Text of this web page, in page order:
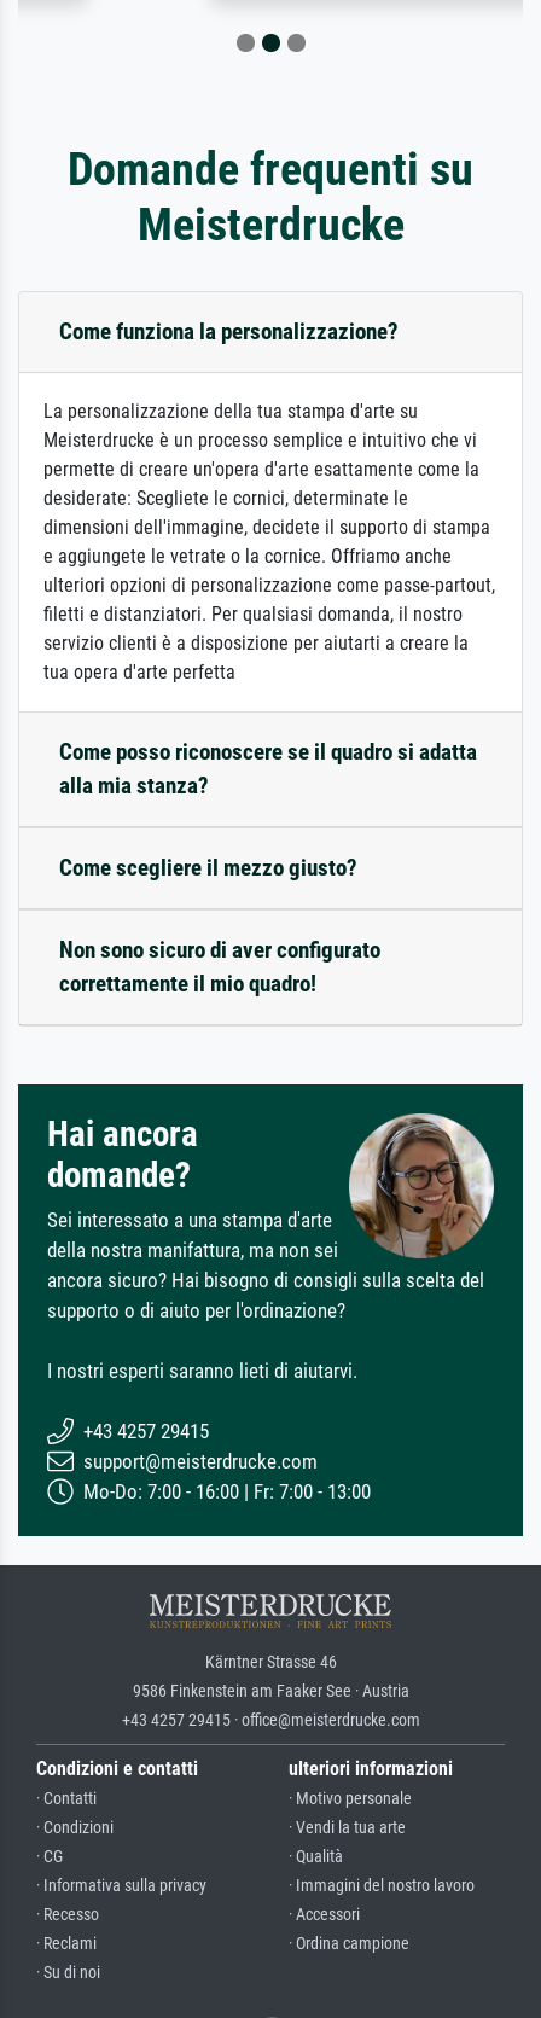
Domande frequenti su
Meisterdrucke
Come funziona la personalizzazione?
La personalizzazione della tua stampa d'arte su
Meisterdrucke è un processo semplice e intuitivo che vi
permette di creare un'opera d'arte esattamente come la
desiderate: Scegliete le cornici, determinate le
dimensioni dell'immagine, decidete il supporto di stampa
e aggiungete le vetrate o la cornice. Offriamo anche
ulteriori opzioni di personalizzazione come passe-partout,
filetti e distanziatori. Per qualsiasi domanda, il nostro
servizio clienti è a disposizione per aiutarti a creare la
tua opera d'arte perfetta
Come posso riconoscere se il quadro si adatta
alla mia stanza?
Come scegliere il mezzo giusto?
Non sono sicuro di aver configurato
correttamente il mio quadro!
Hai ancora
domande?
Sei interessato a una stampa d'arte
della nostra manifattura, ma non sei
ancora sicuro? Hai bisogno di consigli sulla scelta del
supporto o di aiuto per l'ordinazione?
I nostri esperti saranno lieti di aiutarvi.
+43 4257 29415
support@meisterdrucke.com
Mo-Do: 7:00 - 16:00 | Fr: 7:00 - 13:00
Kärntner Strasse 46
9586 Finkenstein am Faaker See · Austria
+43 4257 29415 · office@meisterdrucke.com
Condizioni e contatti
· Contatti
· Condizioni
· CG
· Informativa sulla privacy
· Recesso
· Reclami
· Su di noi
ulteriori informazioni
· Motivo personale
· Vendi la tua arte
· Qualità
· Immagini del nostro lavoro
· Accessori
· Ordina campione